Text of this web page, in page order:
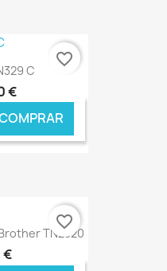
€ ONLINE
C
€
€ ONLINE
favorite_border
TN2320
€
favorite_border